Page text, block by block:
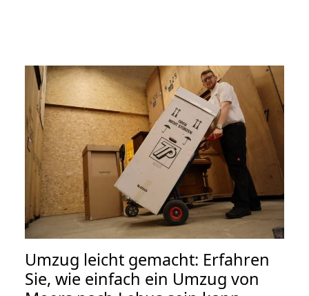
Umzug leicht gemacht: Erfahren
Sie, wie einfach ein Umzug von